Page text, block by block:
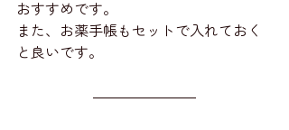
おすすめです。
また、お薬手帳もセットで入れておく
と良いです。